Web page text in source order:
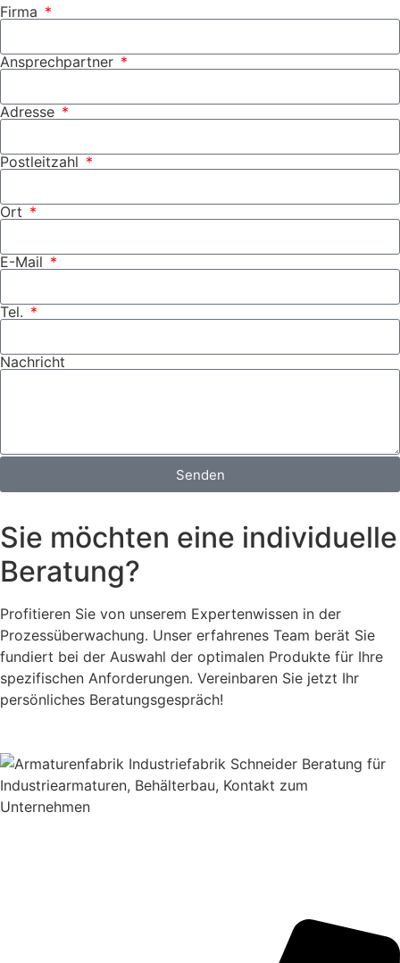
Firma
Ansprechpartner
Adresse
Postleitzahl
Ort
E-Mail
Tel.
Nachricht
Senden
Sie möchten eine individuelle
Beratung?
Profitieren Sie von unserem Expertenwissen in der
Prozessüberwachung. Unser erfahrenes Team berät Sie
fundiert bei der Auswahl der optimalen Produkte für Ihre
spezifischen Anforderungen. Vereinbaren Sie jetzt Ihr
persönliches Beratungsgespräch!